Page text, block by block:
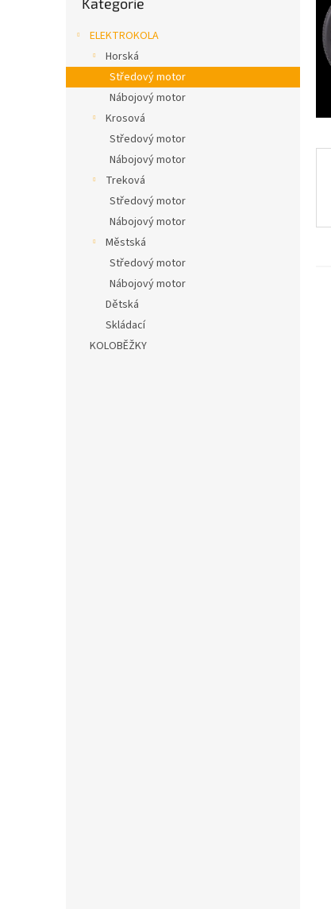
ELEKTROKOLA
Horská
Středový motor
Nábojový motor
Krosová
Středový motor
Nábojový motor
Treková
Středový motor
Nábojový motor
Městská
Středový motor
Nábojový motor
Dětská
Skládací
KOLOBĚŽKY